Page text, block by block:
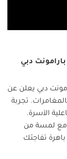
دبي
دبي يعلن عن
تجربة
الآسرة.
مع لمسة من
تفاجئك